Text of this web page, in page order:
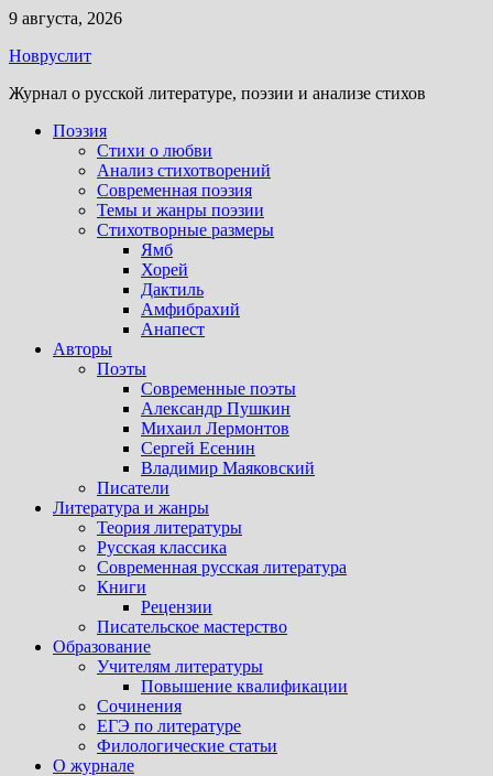
Перейти
содержимому
9 августа, 2026
Новруслит
Журнал о русской литературе, поэзии и анализе стихов
Поэзия
Стихи о любви
Анализ стихотворений
Современная поэзия
Темы и жанры поэзии
Стихотворные размеры
Ямб
Хорей
Дактиль
Амфибрахий
Анапест
Авторы
Поэты
Современные поэты
Александр Пушкин
Михаил Лермонтов
Сергей Есенин
Владимир Маяковский
Писатели
Литература и жанры
Теория литературы
Русская классика
Современная русская литература
Книги
Рецензии
Писательское мастерство
Образование
Учителям литературы
Повышение квалификации
Сочинения
ЕГЭ по литературе
Филологические статьи
О журнале